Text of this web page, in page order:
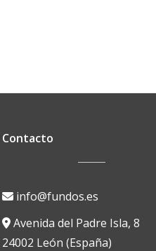
Contacto
info@fundos.es
Avenida del Padre Isla, 8
24002 León (España)